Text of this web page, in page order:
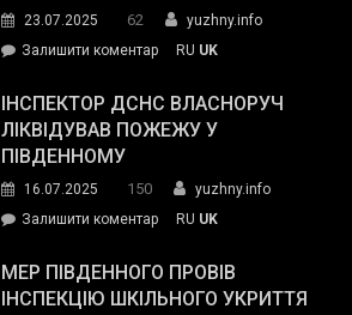
гуманітарну
допомогу
23.07.2025 62
yuzhny.info
Залишити коментарon
провів
нараду
силових
та
органів:
«Наш
RU UK
ІНСПЕКТОР ДСНС ВЛАСНОРУЧ
ЛІКВІДУВАВ ПОЖЕЖУ У
ПІВДЕННОМУ
16.07.2025 150
yuzhny.info
Залишити коментарon
ДСНС
власноруч
RU UK
МЕР ПІВДЕННОГО ПРОВІВ
ІНСПЕКЦІЮ ШКІЛЬНОГО УКРИТТЯ